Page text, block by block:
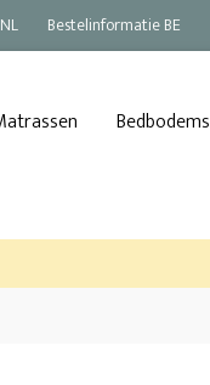
Bestelinformatie BE
Bedbodems